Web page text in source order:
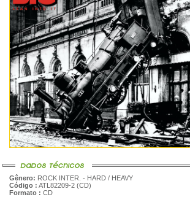
Gênero: ROCK INTER. - HARD / HEAVY
Código : ATL82209-2 (CD)
Formato : CD